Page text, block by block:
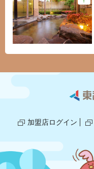
加盟店ログイン